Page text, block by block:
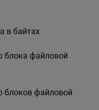
в байтах
блока файловой
блоков файловой